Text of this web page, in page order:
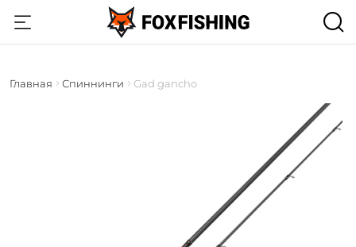
Главная Спиннинги Gad gancho